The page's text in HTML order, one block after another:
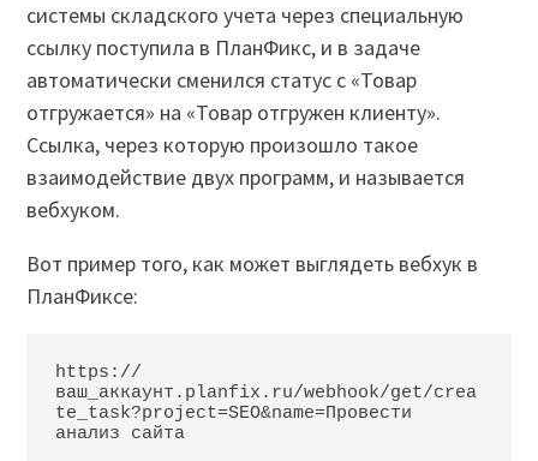
системы складского учета через специальную
ссылку поступила в ПланФикс, и в задаче
автоматически сменился статус с «Товар
отгружается» на «Товар отгружен клиенту».
Ссылка, через которую произошло такое
взаимодействие двух программ, и называется
вебхуком.
Вот пример того, как может выглядеть вебхук в
ПланФиксе:
https://
ваш_аккаунт.planfix.ru/webhook/get/crea
te_task?project=SEO&name=Провести
анализ сайта